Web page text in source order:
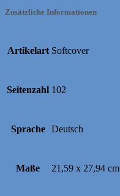
Zusätzliche Informationen
Artikelart Softcover
Seitenzahl 102
Sprache Deutsch
Maße 21,59 x 27,94 cm